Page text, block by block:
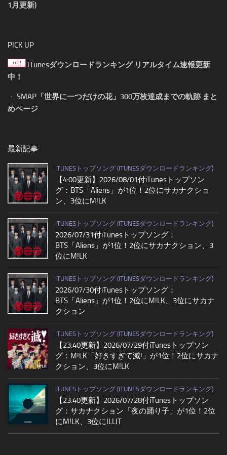
1月更新)
PICK UP
iTunesダウンロードランキング リアルタイム速報更新
中！
・ SMAP「世界に一つだけの花」300万枚達成までの軌跡 まと
めページ
最新記事
ITUNESトップソング (ITUNESダウンロードランキング)
【4:00更新】2026/08/01付iTunesトップソン
グ：BTS「Aliens」が1位！2位にサカナクショ
ン、3位にM!LK
ITUNESトップソング (ITUNESダウンロードランキング)
2026/07/31付iTunesトップソング：
BTS「Aliens」が1位！2位にサカナクション、3
位にM!LK
ITUNESトップソング (ITUNESダウンロードランキング)
2026/07/30付iTunesトップソング：
BTS「Aliens」が1位！2位にM!LK、3位にサカナ
クション
ITUNESトップソング (ITUNESダウンロードランキング)
【23:40更新】2026/07/29付iTunesトップソン
グ：M!LK「好きすぎて滅!」が1位！2位にサカナ
クション、3位にM!LK
ITUNESトップソング (ITUNESダウンロードランキング)
【23:40更新】2026/07/28付iTunesトップソン
グ：サカナクション「夜の踊り子」が1位！2位
にM!LK、3位にILLIT